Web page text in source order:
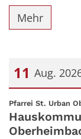
Mehr
11 Aug.
Datum: 11.
Pfarrei St. Urban